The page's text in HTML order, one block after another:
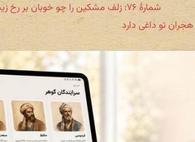
شمارهٔ ۷۶: زلف مشکین را چو خوبان بر رخ زیبا نهند